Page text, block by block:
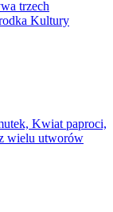
trzech
Kultury
Kwiat paproci,
wielu utworów